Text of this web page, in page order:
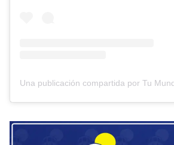
Una publicación compartida por Tu Mundo